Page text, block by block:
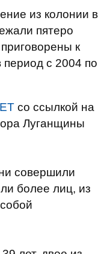
из колонии в
пятеро
к
с 2004 по
со ссылкой на
Луганщины
совершили
более лиц, из